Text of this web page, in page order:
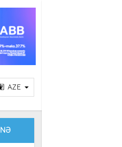
AZE